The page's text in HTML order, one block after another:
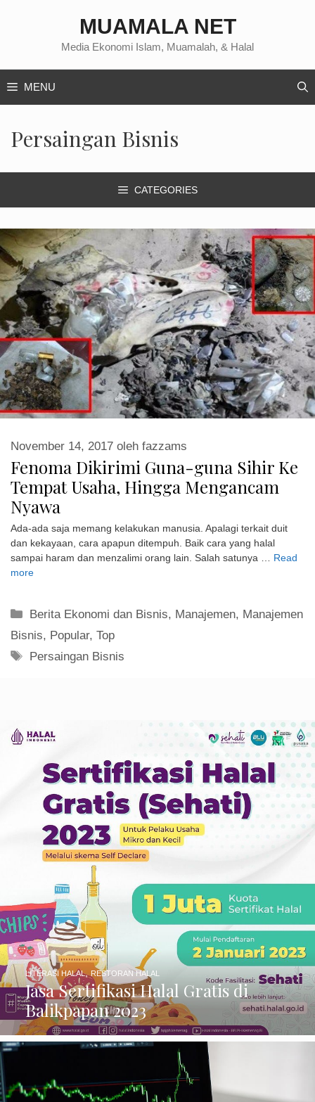
MUAMALA NET
Media Ekonomi Islam, Muamalah, & Halal
MENU
Persaingan Bisnis
CATEGORIES
Fenoma Dikirimi Guna-guna Sihir Ke
Tempat Usaha, Hingga Mengancam
Nyawa
November 14, 2017 oleh fazzams
Ada-ada saja memang kelakukan manusia. Apalagi terkait duit
dan kekayaan, cara apapun ditempuh. Baik cara yang halal
sampai haram dan menzalimi orang lain. Salah satunya … Read
more
Kategori
Berita Ekonomi dan Bisnis, Manajemen, Manajemen
Bisnis, Popular, Top
Tag
Persaingan Bisnis
Jasa Sertifikasi Halal Gratis di
Balikpapan 2023
LITERASI HALAL, RESTORAN HALAL